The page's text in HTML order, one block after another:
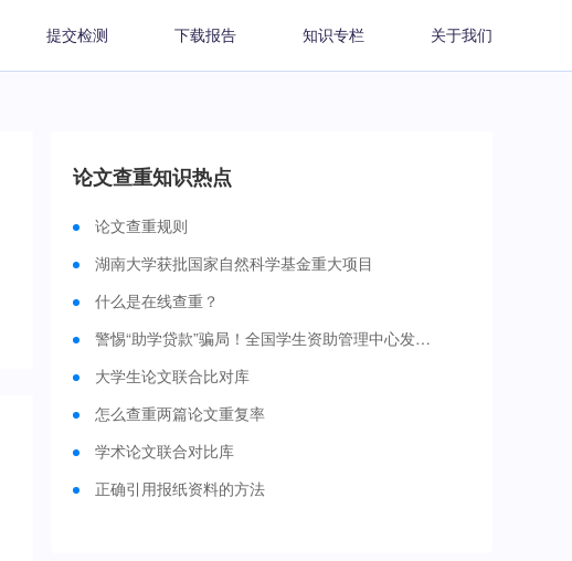
提交检测 下载报告 知识专栏 关于我们
论文查重知识热点
论文查重规则
湖南大学获批国家自然科学基金重大项目
什么是在线查重？
警惕“助学贷款”骗局！全国学生资助管理中心发布预警
大学生论文联合比对库
怎么查重两篇论文重复率
学术论文联合对比库
正确引用报纸资料的方法